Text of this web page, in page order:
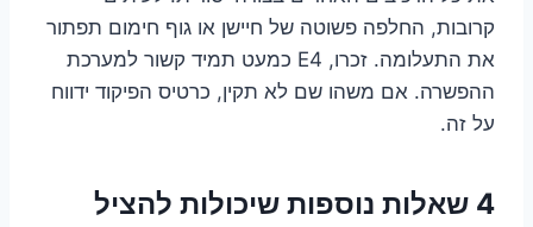
קרובות, החלפה פשוטה של חיישן או גוף חימום תפתור
את התעלומה. זכרו, E4 כמעט תמיד קשור למערכת
ההפשרה. אם משהו שם לא תקין, כרטיס הפיקוד ידווח
על זה.
4 שאלות נוספות שיכולות להציל